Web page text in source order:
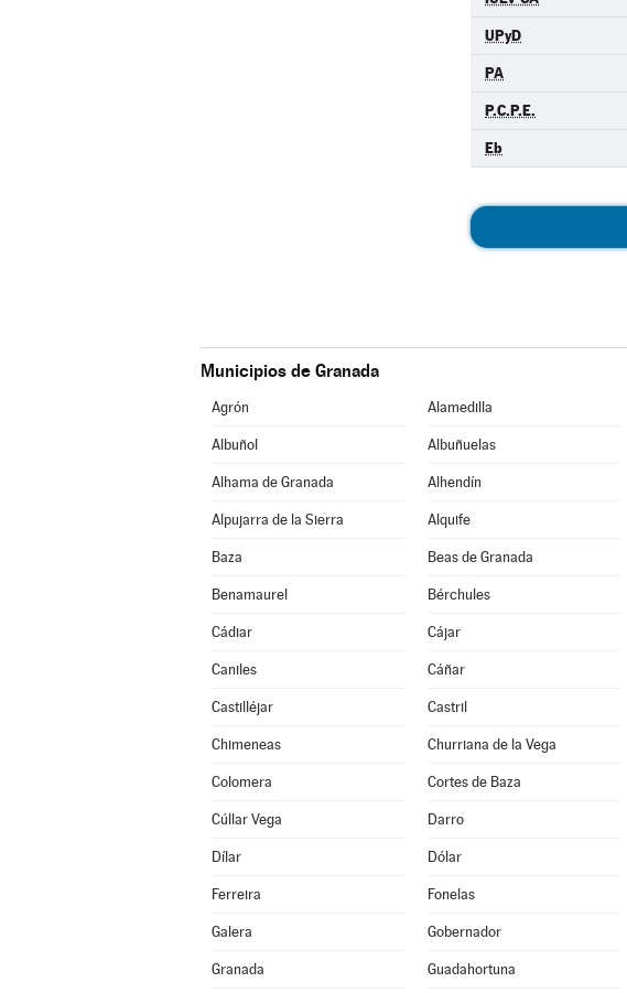
UPyD
PA
P.C.P.E.
Eb
Municipios de Granada
Agrón Alamedilla
Albuñol Albuñuelas
Alhama de Granada Alhendín
Alpujarra de la Sierra Alquife
Baza Beas de Granada
Benamaurel Bérchules
Cádiar Cájar
Caniles Cáñar
Castilléjar Castril
Chimeneas Churriana de la Vega
Colomera Cortes de Baza
Cúllar Vega Darro
Dílar Dólar
Ferreira Fonelas
Galera Gobernador
Granada Guadahortuna